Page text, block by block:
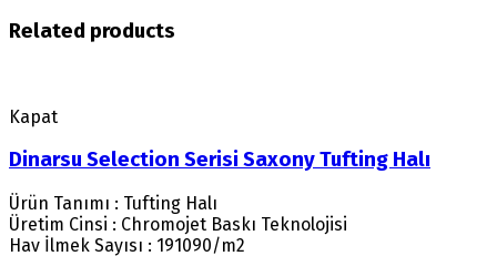
Related products
Kapat
Dinarsu Selection Serisi Saxony Tufting Halı
Ürün Tanımı : Tufting Halı
Üretim Cinsi : Chromojet Baskı Teknolojisi
Hav İlmek Sayısı : 191090/m2